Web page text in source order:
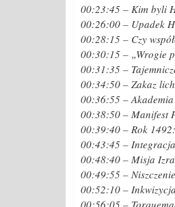
00:23:45 – Kim byli
00:26:00 – Upadek
00:28:15 – Czy
00:30:15 – „Wrogie
00:31:35 –
00:34:50 – Zakaz
00:36:55 –
00:38:50 – Manifest
00:39:40 – Rok
00:43:45 –
00:48:40 – Misja
00:49:55 –
00:52:10 –
00:56:05 –